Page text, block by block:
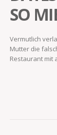
SO
Vermutlich
Mutter die
Restaurant mit